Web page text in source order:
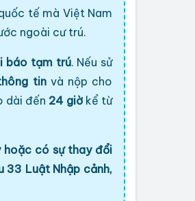
tế mà Việt Nam
ngoài cư trú.
báo tạm trú. Nếu sử
tinvà nộp cho
dài đến 24 giờkể từ
có sự thay đổi
33 Luật Nhập cảnh,